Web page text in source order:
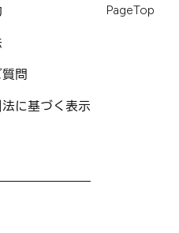
PageTop
問
に基づく表示